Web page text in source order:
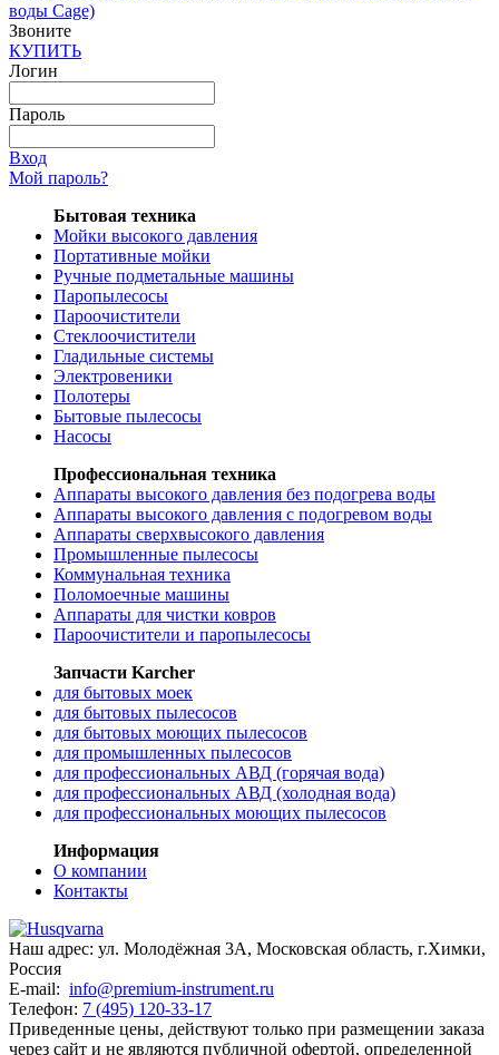
воды Cage)
Звоните
КУПИТЬ
Логин
Пароль
Вход
Мой пароль?
Бытовая техника
Мойки высокого давления
Портативные мойки
Ручные подметальные машины
Паропылесосы
Пароочистители
Стеклоочистители
Гладильные системы
Электровеники
Полотеры
Бытовые пылесосы
Насосы
Профессиональная техника
Аппараты высокого давления без подогрева воды
Аппараты высокого давления с подогревом воды
Аппараты сверхвысокого давления
Промышленные пылесосы
Коммунальная техника
Поломоечные машины
Аппараты для чистки ковров
Пароочистители и паропылесосы
Запчасти Karcher
для бытовых моек
для бытовых пылесосов
для бытовых моющих пылесосов
для промышленных пылесосов
для профессиональных АВД (горячая вода)
для профессиональных АВД (холодная вода)
для профессиональных моющих пылесосов
Информация
О компании
Контакты
Наш адрес: ул. Молодёжная 3А, Московская область, г.Химки,
Россия
E-mail: info@premium-instrument.ru
Телефон: 7 (495) 120-33-17
Приведенные цены, действуют только при размещении заказа
через сайт и не являютcя публичнoй офeртой, опрeделенной